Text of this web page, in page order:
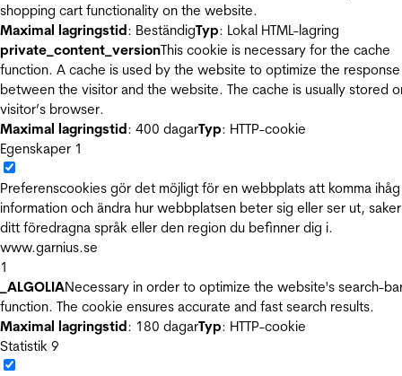
shopping cart functionality on the website.
Maximal lagringstid: BeständigTyp: Lokal HTML-lagring
private_content_versionThis cookie is necessary for the cache
function. A cache is used by the website to optimize the
between the visitor and the website. The cache is usually stored
visitor’s browser.
Maximal lagringstid: 400 dagarTyp: HTTP-cookie
Egenskaper 1
Preferenscookies gör det möjligt för en webbplats att komma ihåg
information och ändra hur webbplatsen beter sig eller ser ut,
ditt föredragna språk eller den region du befinner dig i.
www.garnius.se
1
_ALGOLIANecessary in order to optimize the website's search-
function. The cookie ensures accurate and fast search results.
Maximal lagringstid: 180 dagarTyp: HTTP-cookie
Statistik 9